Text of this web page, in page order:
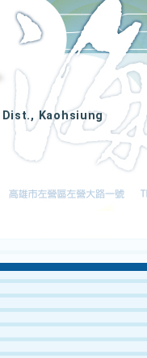
Kaohsiung